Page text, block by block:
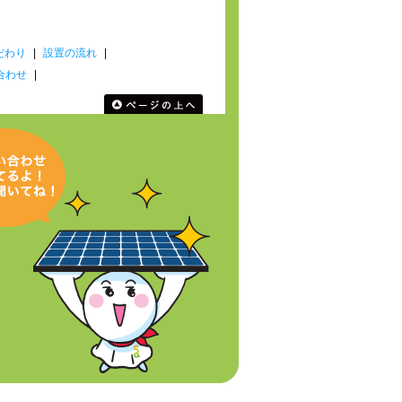
わり | 設置の流れ
|
わせ
|